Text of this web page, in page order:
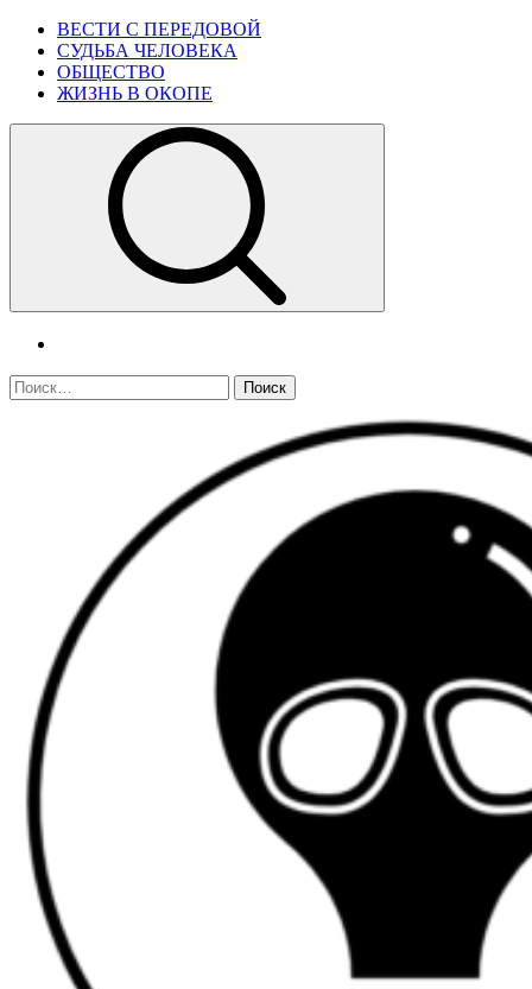
Skip
content
Primary
Menu
ВЕСТИ С ПЕРЕДОВОЙ
СУДЬБА ЧЕЛОВЕКА
ОБЩЕСТВО
ЖИЗНЬ В ОКОПЕ
Найти: